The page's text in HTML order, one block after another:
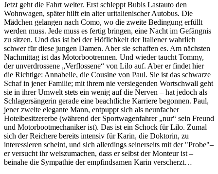
Jetzt geht die Fahrt weiter. Erst schleppt Bubis Lastauto den
Wohnwagen, später hilft ein alter uritalienischer Autobus. Die
Mädchen gelangen nach Como, wo die zweite Bedingung erfüllt
werden muss. Jede muss es fertig bringen, eine Nacht im Gefängnis
zu sitzen. Und das ist bei der Höflichkeit der Italiener wahrlich
schwer für diese jungen Damen. Aber sie schaffen es. Am nächsten
Nachmittag ist das Motorbootrennen. Und wieder taucht Tommy,
der unverdrossene „Verflossene“ von Lilo auf. Aber er findet hier
die Richtige: Annabelle, die Cousine von Paul. Sie ist das schwarze
Schaf in jener Familie; mit ihrem nie versiegenden Wortschwall geht
sie in ihrer Umwelt stets ein wenig auf die Nerven – hat jedoch als
Schlagersängerin gerade eine beachtliche Karriere begonnen. Paul,
jener zweite elegante Mann, entpuppt sich als neunfacher
Hotelbesitzererbe (während der Sportwagenfahrer „nur“ sein Freund
und Motorbootmechaniker ist). Das ist ein Schock für Lilo. Zumal
sich der Reichere bereits intensiv für Karin, die Doktorin, zu
interessieren scheint, und sich allerdings seinerseits mit der "Probe"–
er versucht ihr weiszumachen, dass er selbst der Monteur ist –
beinahe die Sympathie der empfindsamen Karin verscherzt…